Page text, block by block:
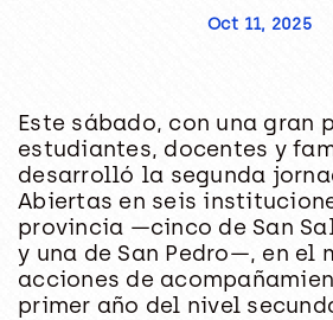
Oct 11, 2025
Este sábado, con una gran
estudiantes, docentes y
desarrolló la segunda
Abiertas en seis
provincia —cinco de San
y una de San Pedro—, en el
acciones de
primer año del nivel